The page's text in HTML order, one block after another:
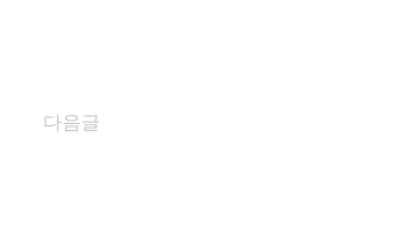
다음글